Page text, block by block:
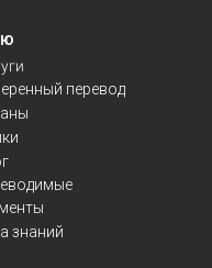
перевод
знаний